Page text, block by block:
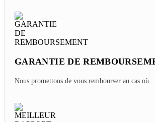
Vietnam Vs Cambodge - Comparer
Et Quel Pays Choisir ?
Thursday, 08/06/2026
Vietnam ?